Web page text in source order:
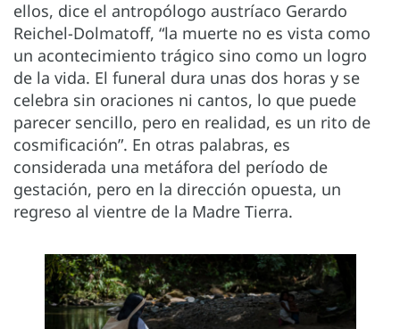
ellos, dice el antropólogo austríaco Gerardo
Reichel-Dolmatoff, “la muerte no es vista como
un acontecimiento trágico sino como un logro
de la vida. El funeral dura unas dos horas y se
celebra sin oraciones ni cantos, lo que puede
parecer sencillo, pero en realidad, es un rito de
cosmificación”. En otras palabras, es
considerada una metáfora del período de
gestación, pero en la dirección opuesta, un
regreso al vientre de la Madre Tierra.